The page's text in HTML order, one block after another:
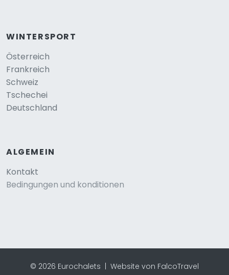
WINTERSPORT
Österreich
Frankreich
Schweiz
Tschechei
Deutschland
ALGEMEIN
Kontakt
Bedingungen und konditionen
© 2026 Eurochalets | Website von FalcoTravel